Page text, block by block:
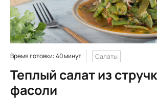
Время готовки: 40 минут Салаты
Теплый салат из
фасоли